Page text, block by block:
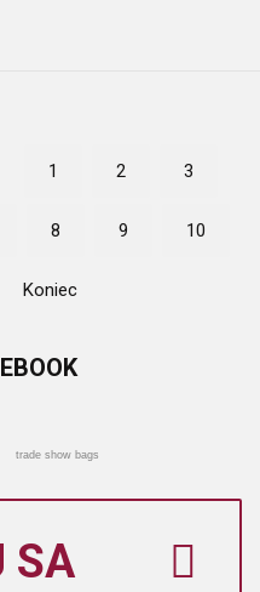
1 2 3
8 9 10
Koniec
trade show bags
SA